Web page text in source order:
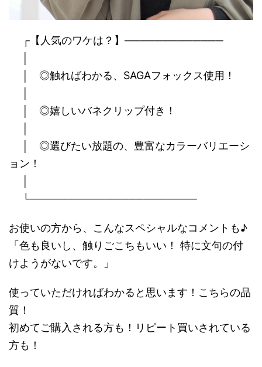
┌【人気のワケは？】─────────────
│ ◎触ればわかる、SAGAフォックス使用！
│ ◎嬉しいバネクリップ付き！
│ ◎選びたい放題の、豊富なカラーバリエーシ
ョン！
└──────────────────────
お使いの方から、こんなスペシャルなコメントも♪
「色も良いし、触りごこちもいい！ 特に文句の付
けようがないです。」
使っていただければわかると思います！こちらの品
質！
初めてご購入される方も！リピート買いされている
方も！